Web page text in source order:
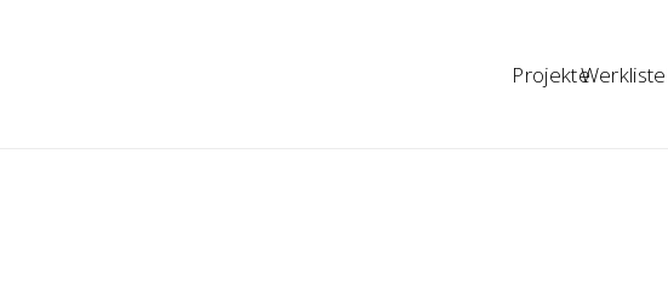
ProjekteWerkliste